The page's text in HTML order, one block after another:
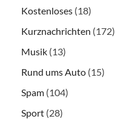
Kostenloses (18)
Kurznachrichten (172)
Musik (13)
Rund ums Auto (15)
Spam (104)
Sport (28)